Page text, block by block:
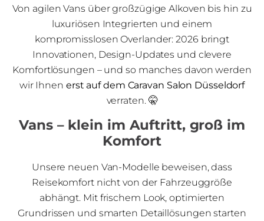
Von agilen Vans über großzügige Alkoven bis hin zu
luxuriösen Integrierten und einem
kompromisslosen Overlander: 2026 bringt
Innovationen, Design-Updates und clevere
Komfortlösungen – und so manches davon werden
wir Ihnen erst auf dem Caravan Salon Düsseldorf
verraten. 🤫
Vans – klein im Auftritt, groß im
Komfort
Unsere neuen Van-Modelle beweisen, dass
Reisekomfort nicht von der Fahrzeuggröße
abhängt. Mit frischem Look, optimierten
Grundrissen und smarten Detaillösungen starten